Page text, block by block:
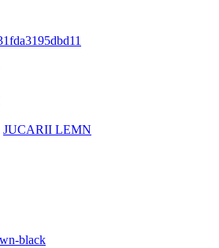
JUCARII LEMN